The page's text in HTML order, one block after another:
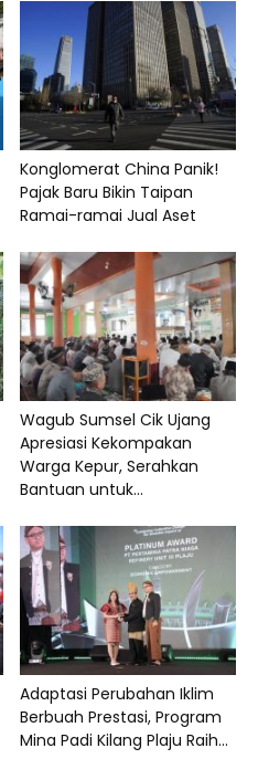
Konglomerat China Panik!
Pajak Baru Bikin Taipan
Ramai-ramai Jual Aset
Wagub Sumsel Cik Ujang
Apresiasi Kekompakan
Warga Kepur, Serahkan
Bantuan untuk...
Adaptasi Perubahan Iklim
Berbuah Prestasi, Program
Mina Padi Kilang Plaju Raih...